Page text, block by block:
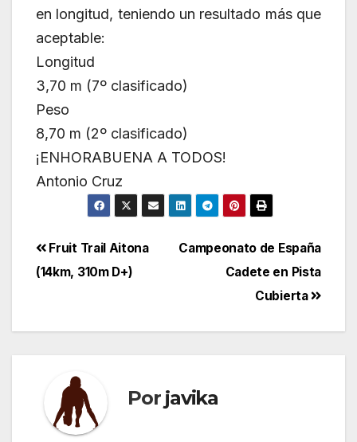
en longitud, teniendo un resultado más que
aceptable:
Longitud
3,70 m (7º clasificado)
Peso
8,70 m (2º clasificado)
¡ENHORABUENA A TODOS!
Antonio Cruz
Navegación
de
Campeonato de España
Cadete en Pista
Cubierta
Fruit Trail Aitona
(14km, 310m D+)
Por javika